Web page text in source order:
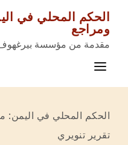
الحكم المحلي في
ومراجع
مقدمة من مؤسسة بيرغهوف
الحكم المحلي في اليمن:
تقرير تنويري